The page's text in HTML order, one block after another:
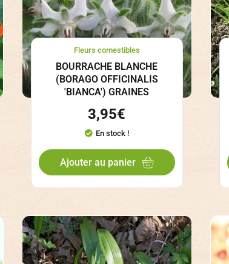
Fleurs comestibles
BOURRACHE BLANCHE
(BORAGO OFFICINALIS
'BIANCA') GRAINES
3,95€
En stock !
Ajouter au panier